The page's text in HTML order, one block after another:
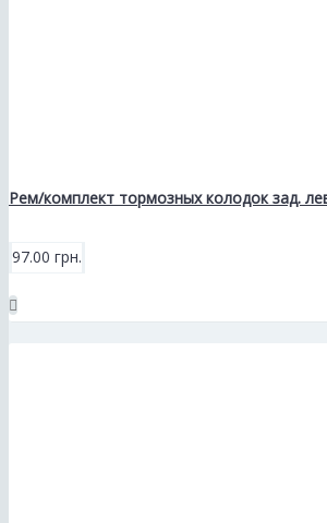
Рем/комплект тормозных колодок зад.
97.00 грн.